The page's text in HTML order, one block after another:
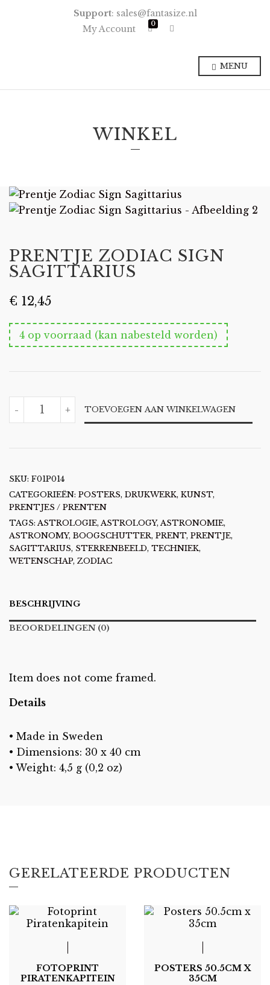
Support: sales@fantasize.nl
My Account
0 E
r
s
o
m
MENU
WINKEL
PRENTJE ZODIAC SIGN
SAGITTARIUS
€ 12,45
4 op voorraad (kan nabesteld worden)
-
ZODIAC
SIGN
+ TOEVOEGEN AAN WINKELWAGEN
SKU: F01P014
CATEGORIEËN: POSTERS, DRUKWERK, KUNST,
PRENTJES / PRENTEN
TAGS:ASTROLOGIE,ASTROLOGY,ASTRONOMIE,
ASTRONOMY, BOOGSCHUTTER, PRENT, PRENTJE,
SAGITTARIUS, STERRENBEELD, TECHNIEK,
WETENSCHAP, ZODIAC
BESCHRIJVING
BEOORDELINGEN (0)
Item does not come framed.
Details
• Made in Sweden
• Dimensions: 30 x 40 cm
• Weight: 4,5 g (0,2 oz)
GERELATEERDE PRODUCTEN
FOTOPRINT
PIRATENKAPITEIN
POSTERS 50.5CM X
35CM